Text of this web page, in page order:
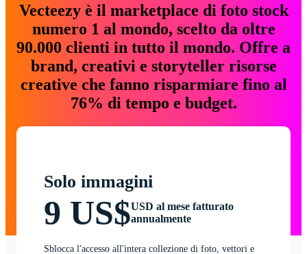
Vecteezy è il marketplace di foto stock
numero 1 al mondo, scelto da oltre
90.000 clienti in tutto il mondo. Offre a
brand, creativi e storyteller risorse
creative che fanno risparmiare fino al
76% di tempo e budget.
Solo immagini
9 US$USD al mese fatturato
annualmente
Sblocca l'accesso all'intera collezione di foto, vettori e